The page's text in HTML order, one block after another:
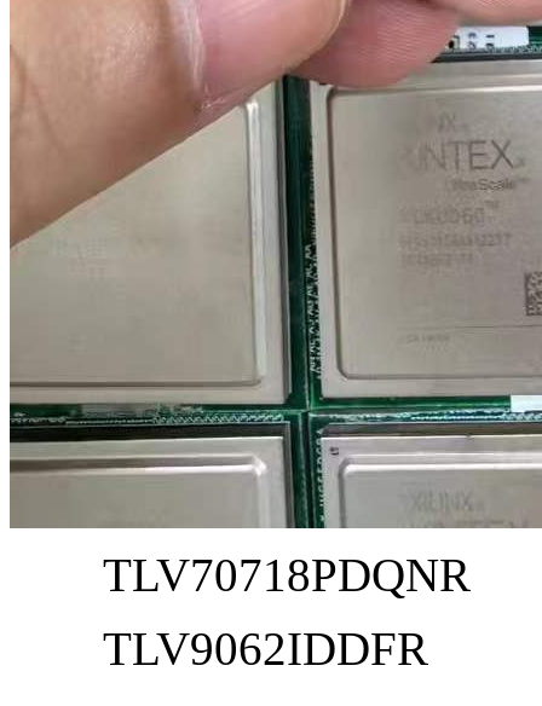
TLV70718PDQNR
TLV9062IDDFR